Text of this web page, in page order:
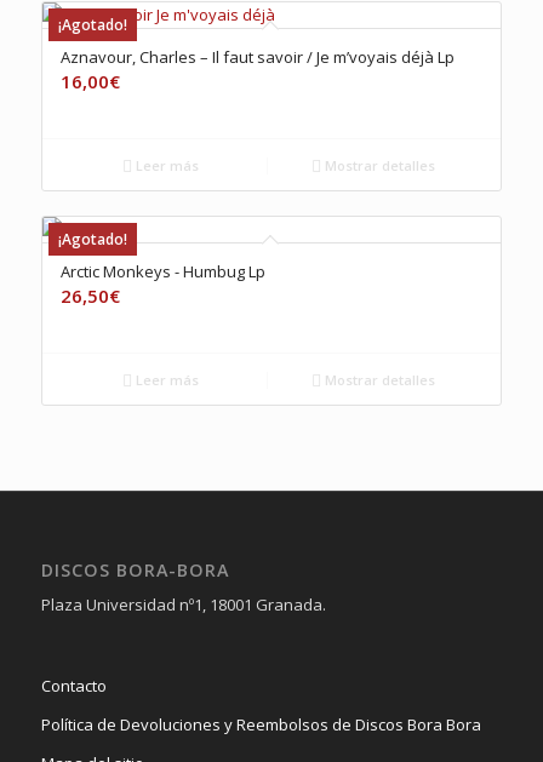
¡Agotado!
Aznavour, Charles – Il faut savoir / Je m’voyais déjà Lp
16,00€
Leer más Mostrar detalles
¡Agotado!
Arctic Monkeys ‎- Humbug Lp
26,50€
Leer más Mostrar detalles
DISCOS BORA-BORA
Plaza Universidad nº1, 18001 Granada.
Contacto
Política de Devoluciones y Reembolsos de Discos Bora Bora